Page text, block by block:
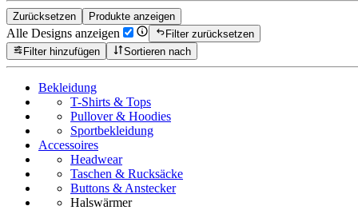
Zurücksetzen Produkte anzeigen
Alle Designs anzeigen
Filter zurücksetzen
Filter hinzufügen
Sortieren nach
Bekleidung
T-Shirts & Tops
Pullover & Hoodies
Sportbekleidung
Accessoires
Headwear
Taschen & Rucksäcke
Buttons & Anstecker
Halswärmer